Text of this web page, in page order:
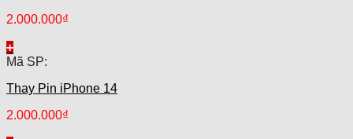
2.000.000₫
+
Mã SP:
Thay Pin iPhone 14
2.000.000₫